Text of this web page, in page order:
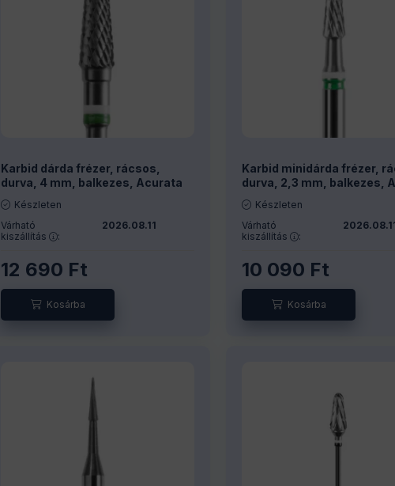
Karbid dárda frézer, rácsos,
durva, 4 mm, balkezes, Acurata
Készleten
Várható
kiszállítás
:
2026.08.11
12 690 Ft
Karbid minidárda frézer,
durva, 2,3 mm, balkezes,
Készleten
Várható
kiszállítás
:
10 090 Ft